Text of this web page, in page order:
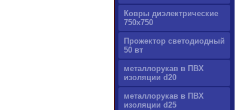
Ковры диэлектрические
750х750
Прожектор светодиодный
50 вт
металлорукав в ПВХ
изоляции d20
металлорукав в ПВХ
изоляции d25